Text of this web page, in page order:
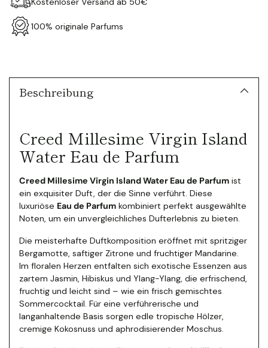
100% originale Parfums
legen
Beschreibung
Creed Millesime Virgin Island
Water Eau de Parfum
Creed Millesime Virgin Island Water Eau de Parfum ist
ein exquisiter Duft, der die Sinne verführt. Diese
luxuriöse Eau de Parfum kombiniert perfekt ausgewählte
Noten, um ein unvergleichliches Dufterlebnis zu bieten.
Die meisterhafte Duftkomposition eröffnet mit spritziger
Bergamotte, saftiger Zitrone und fruchtiger Mandarine.
Im floralen Herzen entfalten sich exotische Essenzen aus
zartem Jasmin, Hibiskus und Ylang-Ylang, die erfrischend,
fruchtig und leicht sind – wie ein frisch gemischtes
Sommercocktail. Für eine verführerische und
langanhaltende Basis sorgen edle tropische Hölzer,
cremige Kokosnuss und aphrodisierender Moschus.